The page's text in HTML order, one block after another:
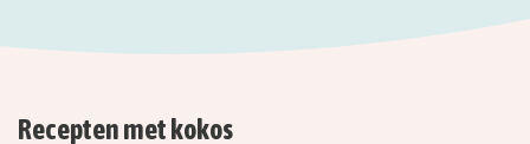
Recepten met kokos